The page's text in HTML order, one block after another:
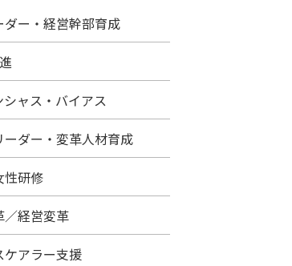
ダー・経営幹部育成
シャス・バイアス
ーダー・変革人材育成
性研修
／経営変革
ケアラー支援